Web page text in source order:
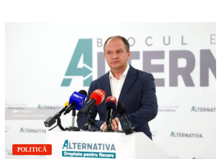
POLITICĂ